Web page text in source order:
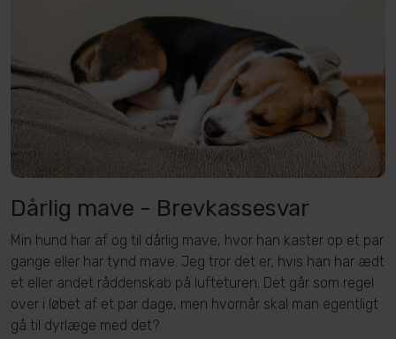
Dårlig mave - Brevkassesvar
Min hund har af og til dårlig mave, hvor han kaster op et par
gange eller har tynd mave. Jeg tror det er, hvis han har ædt
et eller andet råddenskab på lufteturen. Det går som regel
over i løbet af et par dage, men hvornår skal man egentligt
gå til dyrlæge med det?